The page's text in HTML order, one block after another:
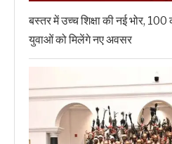
बस्तर में उच्च शिक्षा की नई भोर,
युवाओं को मिलेंगे नए अवसर